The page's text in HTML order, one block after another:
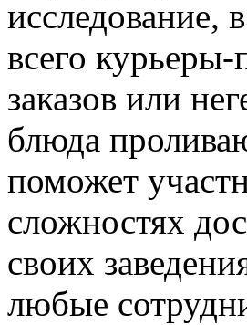
исследование,
всего
заказов или
блюда
поможет
сложностях
своих
любые